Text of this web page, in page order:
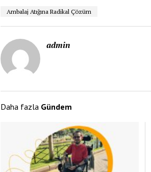
Ambalaj Atığına Radikal Çözüm
admin
Daha fazla Gündem